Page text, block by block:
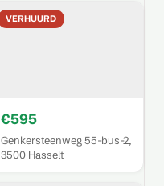
VERHUURD
€595
Genkersteenweg 55-bus-2,
3500 Hasselt